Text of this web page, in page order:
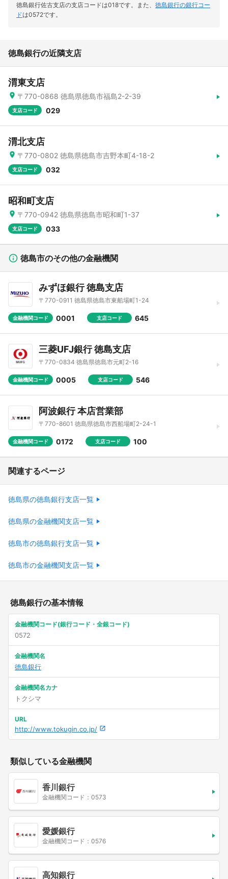
徳島銀行佐古支店の支店コードは018です。
また、 徳島銀行の銀行コー
ドは0572です。
徳島銀行の近隣支店
渭東支店
〒770-0868 徳島県徳島市福島2-2-39
支店コード 029
渭北支店
〒770-0802 徳島県徳島市吉野本町4-18-2
支店コード 032
昭和町支店
〒770-0942 徳島県徳島市昭和町1-37
支店コード 033
徳島市のその他の金融機関
みずほ銀行 徳島支店
〒770-0911 徳島県徳島市東船場町1-24
金融機関コード 0001 支店コード 645
三菱UFJ銀行 徳島支店
〒770-0834 徳島県徳島市元町2-16
金融機関コード 0005 支店コード 546
阿波銀行 本店営業部
〒770-8601 徳島県徳島市西船場町2-24-1
金融機関コード 0172 支店コード 100
関連するページ
徳島県の徳島銀行支店一覧
徳島県の金融機関支店一覧
徳島市の徳島銀行支店一覧
徳島市の金融機関支店一覧
徳島銀行の基本情報
金融機関コード(銀行コード・全銀コード)
0572
金融機関名
徳島銀行
金融機関名カナ
トクシマ
URL
http://www.tokugin.co.jp/
類似している金融機関
香川銀行
金融機関コード：0573
愛媛銀行
金融機関コード：0576
高知銀行